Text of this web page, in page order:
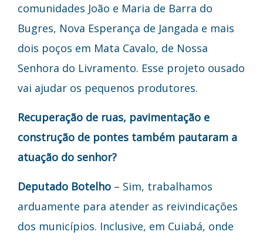
comunidades João e Maria de Barra do
Bugres, Nova Esperança de Jangada e mais
dois poços em Mata Cavalo, de Nossa
Senhora do Livramento. Esse projeto ousado
vai ajudar os pequenos produtores.
Recuperação de ruas, pavimentação e
construção de pontes também pautaram a
atuação do senhor?
Deputado Botelho – Sim, trabalhamos
arduamente para atender as reivindicações
dos municípios. Inclusive, em Cuiabá, onde